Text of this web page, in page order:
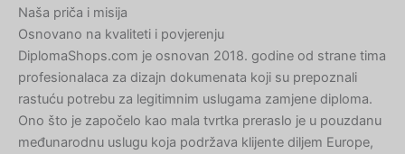
Naša priča i misija
Osnovano na kvaliteti i povjerenju
DiplomaShops.com je osnovan 2018. godine od strane tima
profesionalaca za dizajn dokumenata koji su prepoznali
rastuću potrebu za legitimnim uslugama zamjene diploma.
Ono što je započelo kao mala tvrtka preraslo je u pouzdanu
međunarodnu uslugu koja podržava klijente diljem Europe,